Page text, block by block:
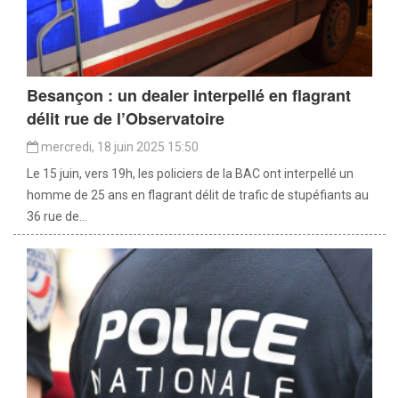
Besançon : un dealer interpellé en flagrant
délit rue de l’Observatoire
mercredi, 18 juin 2025 15:50
Le 15 juin, vers 19h, les policiers de la BAC ont interpellé un
homme de 25 ans en flagrant délit de trafic de stupéfiants au
36 rue de...